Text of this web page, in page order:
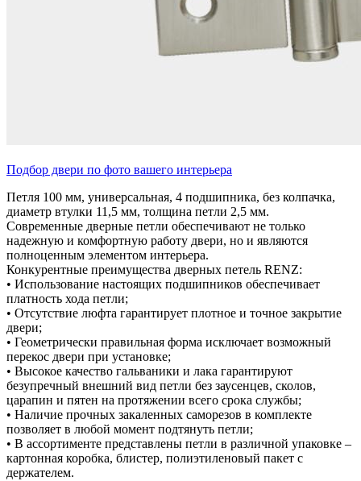
Подбор двери по фото вашего интерьера
Петля 100 мм, универсальная, 4 подшипника, без колпачка,
диаметр втулки 11,5 мм, толщина петли 2,5 мм.
Современные дверные петли обеспечивают не только
надежную и комфортную работу двери, но и являются
полноценным элементом интерьера.
Конкурентные преимущества дверных петель RENZ:
• Использование настоящих подшипников обеспечивает
платность хода петли;
• Отсутствие люфта гарантирует плотное и точное закрытие
двери;
• Геометрически правильная форма исключает возможный
перекос двери при установке;
• Высокое качество гальваники и лака гарантируют
безупречный внешний вид петли без заусенцев, сколов,
царапин и пятен на протяжении всего срока службы;
• Наличие прочных закаленных саморезов в комплекте
позволяет в любой момент подтянуть петли;
• В ассортименте представлены петли в различной упаковке –
картонная коробка, блистер, полиэтиленовый пакет с
держателем.